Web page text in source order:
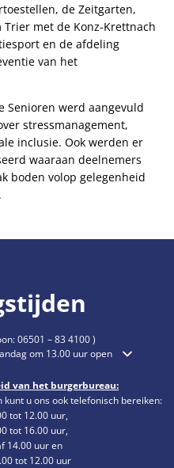
de Zeitgarten,
met de Konz-Krettnach
en de afdeling
van het
Senioren werd aangevuld
stressmanagement,
inclusie. Ook werden er
waaraan deelnemers
boden volop gelegenheid
06501 – 83 4100)
te verbergen
om 13.00 uur open
van het burgerbureau:
u ons ook telefonisch bereiken:
tot 12.00 uur,
tot 16.00 uur,
14.00 uur en
tot 12.00 uur